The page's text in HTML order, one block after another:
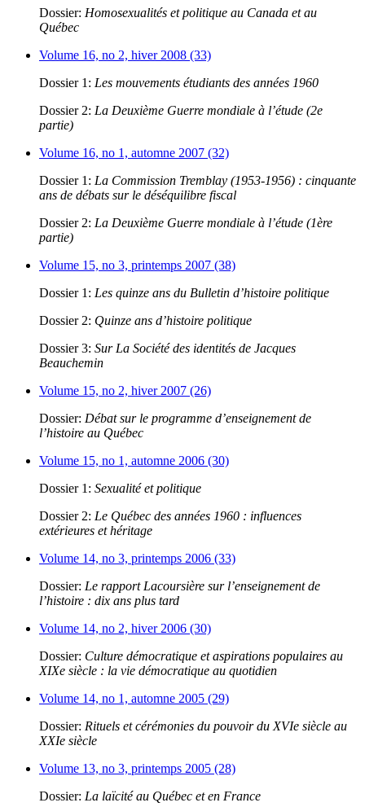
Dossier: Homosexualités et politique au Canada et au
Québec
Volume 16, no 2, hiver 2008 (33)
Dossier 1: Les mouvements étudiants des années 1960
Dossier 2: La Deuxième Guerre mondiale à l’étude (2e
partie)
Volume 16, no 1, automne 2007 (32)
Dossier 1: La Commission Tremblay (1953-1956) : cinquante
ans de débats sur le déséquilibre fiscal
Dossier 2: La Deuxième Guerre mondiale à l’étude (1ère
partie)
Volume 15, no 3, printemps 2007 (38)
Dossier 1: Les quinze ans du Bulletin d’histoire politique
Dossier 2: Quinze ans d’histoire politique
Dossier 3: Sur La Société des identités de Jacques
Beauchemin
Volume 15, no 2, hiver 2007 (26)
Dossier: Débat sur le programme d’enseignement de
l’histoire au Québec
Volume 15, no 1, automne 2006 (30)
Dossier 1: Sexualité et politique
Dossier 2: Le Québec des années 1960 : influences
extérieures et héritage
Volume 14, no 3, printemps 2006 (33)
Dossier: Le rapport Lacoursière sur l’enseignement de
l’histoire : dix ans plus tard
Volume 14, no 2, hiver 2006 (30)
Dossier: Culture démocratique et aspirations populaires au
XIXe siècle : la vie démocratique au quotidien
Volume 14, no 1, automne 2005 (29)
Dossier: Rituels et cérémonies du pouvoir du XVIe siècle au
XXIe siècle
Volume 13, no 3, printemps 2005 (28)
Dossier: La laïcité au Québec et en France